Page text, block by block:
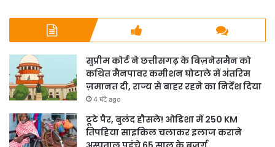
सुप्रीम कोर्ट ने छत्तीसगढ़ के बिज़नेसमैन को
कथित मैनपावर कमीशन घोटाले में अंतरिम
ज़मानत दी, राज्य से बाहर रहने का निर्देश दिया
4 घंटे ago
टूटे पैर, बुलंद हौसले! ओडिशा में 250 KM
तिपहिया साइकिल चलाकर इलाज कराने